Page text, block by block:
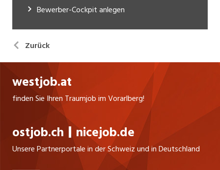
Bewerber-Cockpit anlegen
Zurück
westjob.at
finden Sie Ihren Traumjob im Vorarlberg!
ostjob.ch nicejob.de
Unsere Partnerportale in der Schweiz und in Deutschland